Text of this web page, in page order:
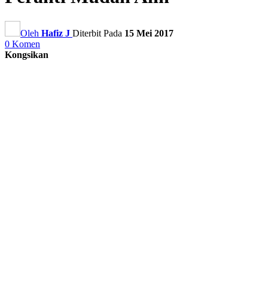
Oleh Hafiz J Diterbit Pada 15 Mei 2017
0 Komen
Kongsikan